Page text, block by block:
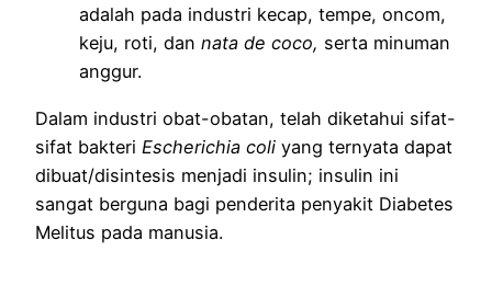
adalah pada industri kecap, tempe, oncom,
keju, roti, dan nata de coco, serta minuman
anggur.
Dalam industri obat-obatan, telah diketahui sifat-
sifat bakteri Escherichia coli yang ternyata dapat
dibuat/disintesis menjadi insulin; insulin ini
sangat berguna bagi penderita penyakit Diabetes
Melitus pada manusia.